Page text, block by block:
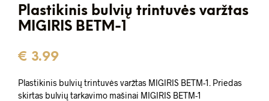
Plastikinis bulvių trintuvės varžtas
MIGIRIS BETM-1
€ 3.99
Plastikinis bulvių trintuvės varžtas MIGIRIS BETM-1. Priedas
skirtas bulvių tarkavimo mašinai MIGIRIS BETM-1